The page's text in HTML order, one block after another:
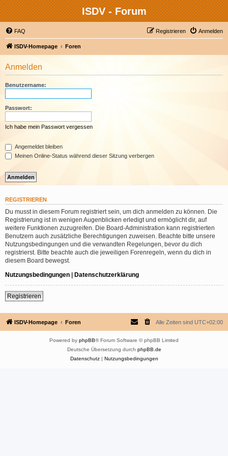
ISDV - Forum
FAQ Anmelden
Registrieren
ISDV-Homepage Foren
Anmelden
Benutzername:
Passwort:
Ich habe mein Passwort vergessen
Angemeldet bleiben
Meinen Online-Status während dieser Sitzung verbergen
REGISTRIEREN
Du musst in diesem Forum registriert sein, um dich anmelden zu können. Die
Registrierung ist in wenigen Augenblicken erledigt und ermöglicht dir, auf
weitere Funktionen zuzugreifen. Die Board-Administration kann registrierten
Benutzern auch zusätzliche Berechtigungen zuweisen. Beachte bitte unsere
Nutzungsbedingungen und die verwandten Regelungen, bevor du dich
registrierst. Bitte beachte auch die jeweiligen Forenregeln, wenn du dich in
diesem Board bewegst.
Nutzungsbedingungen | Datenschutzerklärung
Registrieren
ISDV-Homepage Foren Alle Zeiten sind UTC+02:00
Powered by phpBB® Forum Software © phpBB Limited
Deutsche Übersetzung durch phpBB.de
Datenschutz| Nutzungsbedingungen